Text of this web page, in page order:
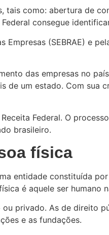
tais como: abertura de
consegue
(SEBRAE) e
das empresas no
um estado. Com sua
Federal. O
brasileiro.
física
entidade constituída
é aquele ser humano
privado. As de direito
e as fundações.